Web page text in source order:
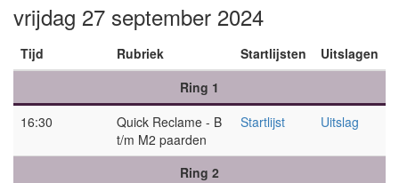
vrijdag 27 september 2024
Tijd Rubriek Startlijsten
Uitslagen
Ring 1
16:30
Quick Reclame - B
t/m M2 paarden
Startlijst Uitslag
Ring 2